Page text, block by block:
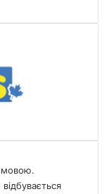
мовою.